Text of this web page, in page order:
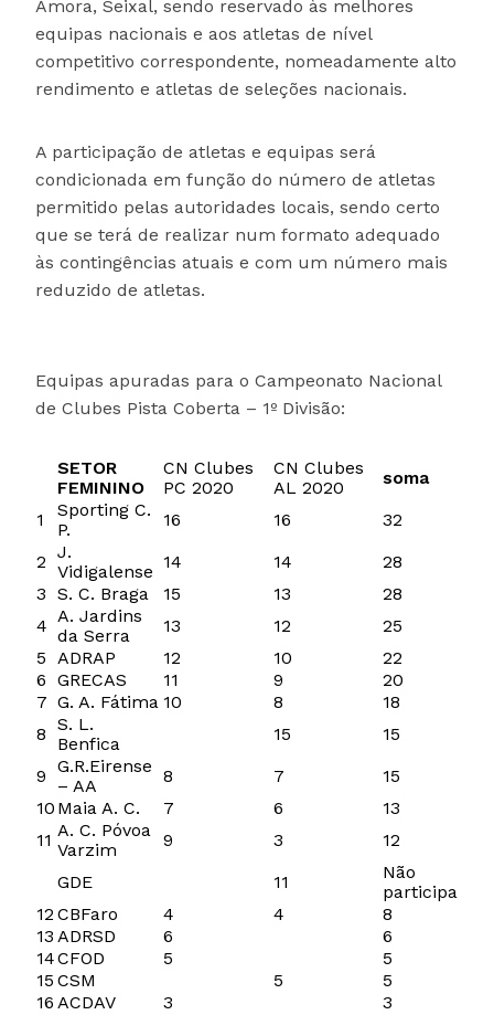
Amora, Seixal, sendo reservado às melhores
equipas nacionais e aos atletas de nível
competitivo correspondente, nomeadamente alto
rendimento e atletas de seleções nacionais.
A participação de atletas e equipas será
condicionada em função do número de atletas
permitido pelas autoridades locais, sendo certo
que se terá de realizar num formato adequado
às contingências atuais e com um número mais
reduzido de atletas.
Equipas apuradas para o Campeonato Nacional
de Clubes Pista Coberta – 1º Divisão:
SETOR
FEMININO
CN Clubes
PC 2020
CN Clubes
AL 2020
soma
1
Sporting C.
P.
16 16
32
2 J.
Vidigalense 14 14
28
3 S. C. Braga 15 13
28
4 A. Jardins
da Serra
13 12
25
5 ADRAP 12 10
22
6 GRECAS 11 9
20
7 G. A. Fátima 10 8
18
8 S. L.
Benfica
15
15
9 G.R.Eirense
– AA
8 7
15
10 Maia A. C. 7 6
13
11 A. C. Póvoa
Varzim
9 3
12
GDE
11
Não
participa
12 CBFaro 4 4
8
13 ADRSD 6
6
14CFOD 5
5
15 CSM 5
5
16 ACDAV 3 3